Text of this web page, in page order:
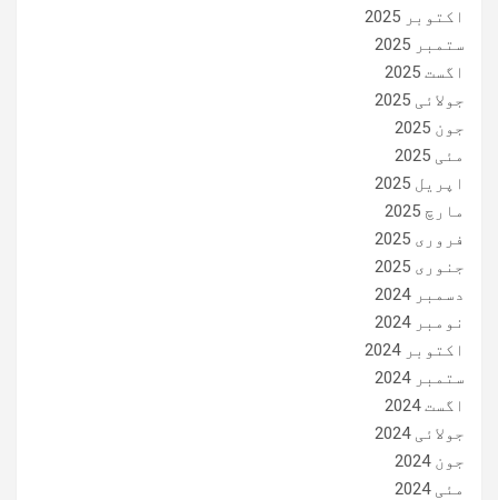
اکتوبر 2025
ستمبر 2025
اگست 2025
جولائی 2025
جون 2025
مئی 2025
اپریل 2025
مارچ 2025
فروری 2025
جنوری 2025
دسمبر 2024
نومبر 2024
اکتوبر 2024
ستمبر 2024
اگست 2024
جولائی 2024
جون 2024
مئی 2024